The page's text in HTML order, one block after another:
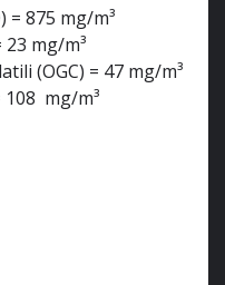
= 875 mg/m³
mg/m³
(OGC) = 47 mg/m³
108 mg/m³